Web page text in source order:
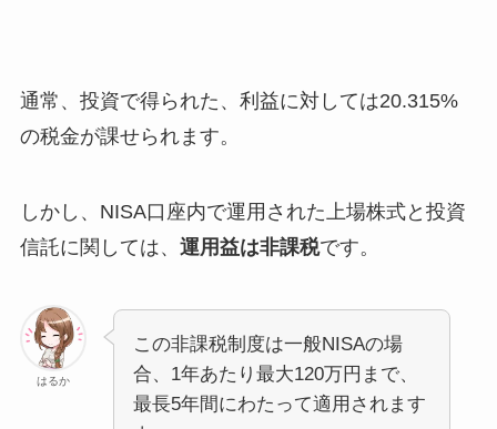
通常、投資で得られた、利益に対しては20.315%
の税金が課せられます。
しかし、NISA口座内で運用された上場株式と投資
信託に関しては、 運用益は非課税です。
はるか
この非課税制度は一般NISAの場
合、1年あたり最大120万円まで、
最長5年間にわたって適用されます